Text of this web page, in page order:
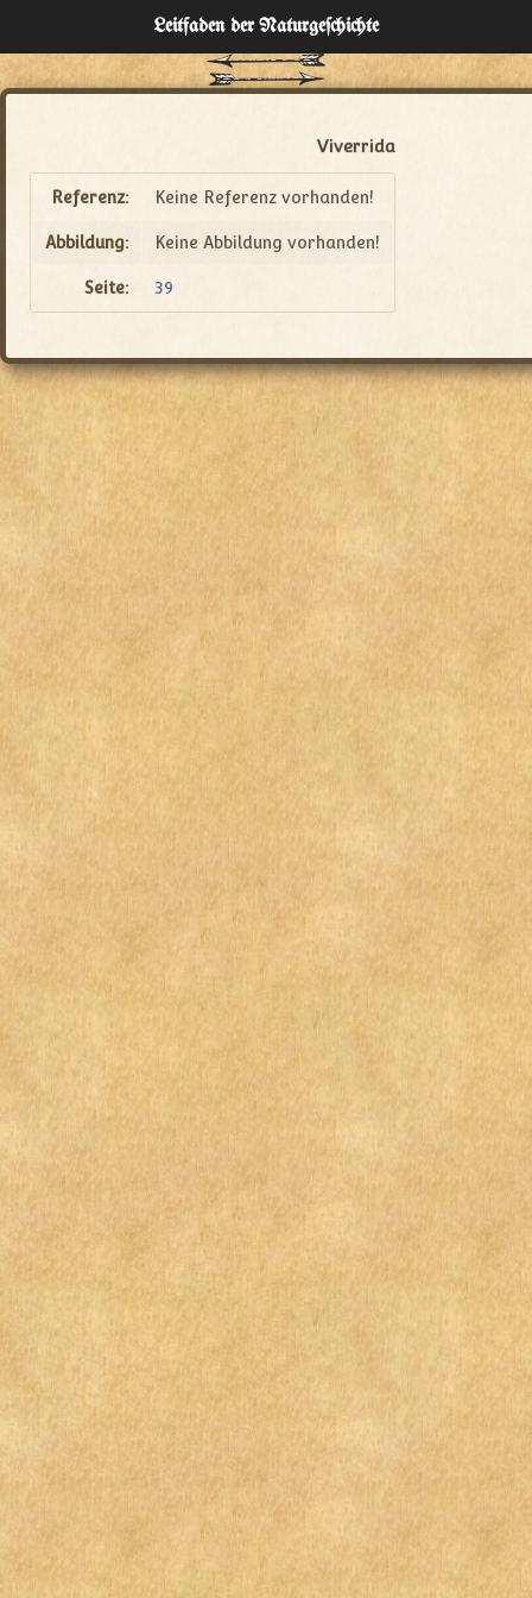
Leitfaden der Naturgeſchichte
Home
Über
Administration
Viverrida
Referenz: Keine Referenz vorhanden!
Abbildung: Keine Abbildung vorhanden!
Seite: 39